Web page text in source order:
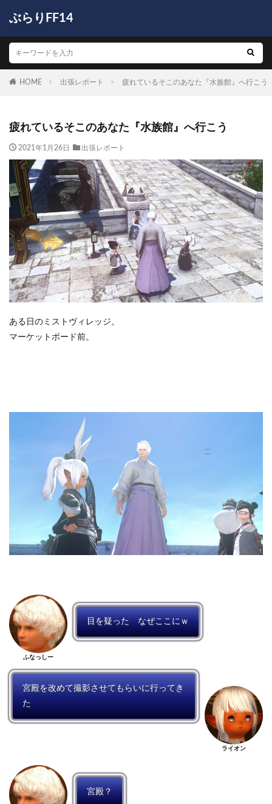
ぶらりFF14
HOME 出張レポート 疲れているそこのあなた『水族館』へ行こう
疲れているそこのあなた『水族館』へ行こう
2021年1月26日 出張レポート
ある日のミストヴィレッジ。
マーケットボード前。
ふなっしー
目を疑った なぜここにｗ
宮殿を改めて撮影させてもらいに行ってき
た
ライオン
宮殿？